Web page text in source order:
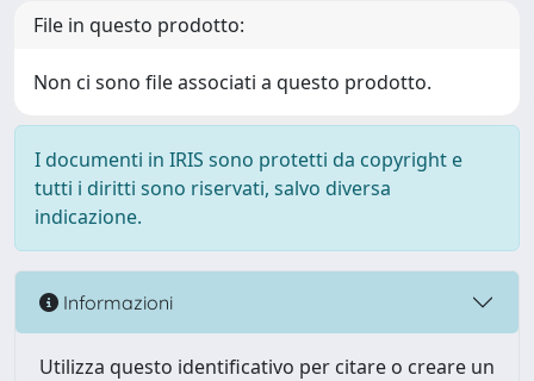
File in questo prodotto:
Non ci sono file associati a questo prodotto.
I documenti in IRIS sono protetti da copyright e
tutti i diritti sono riservati, salvo diversa
indicazione.
Informazioni
Utilizza questo identificativo per citare o creare un